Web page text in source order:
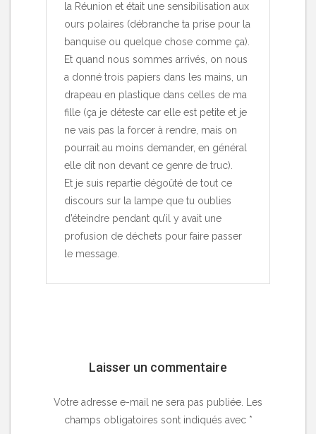
la Réunion et était une sensibilisation aux
ours polaires (débranche ta prise pour la
banquise ou quelque chose comme ça).
Et quand nous sommes arrivés, on nous
a donné trois papiers dans les mains, un
drapeau en plastique dans celles de ma
fille (ça je déteste car elle est petite et je
ne vais pas la forcer à rendre, mais on
pourrait au moins demander, en général
elle dit non devant ce genre de truc).
Et je suis repartie dégoûté de tout ce
discours sur la lampe que tu oublies
d’éteindre pendant qu’il y avait une
profusion de déchets pour faire passer
le message.
Laisser un commentaire
Votre adresse e-mail ne sera pas publiée.
Les
champs obligatoires sont indiqués avec *